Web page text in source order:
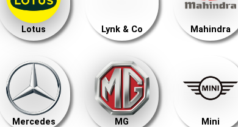
Lotus Lynk & Co Mahindra
Mercedes MG Mini